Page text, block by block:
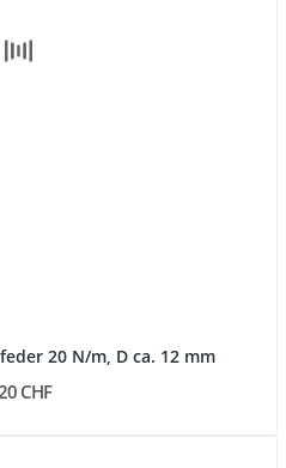
20 N/m, D ca. 12 mm
CHF